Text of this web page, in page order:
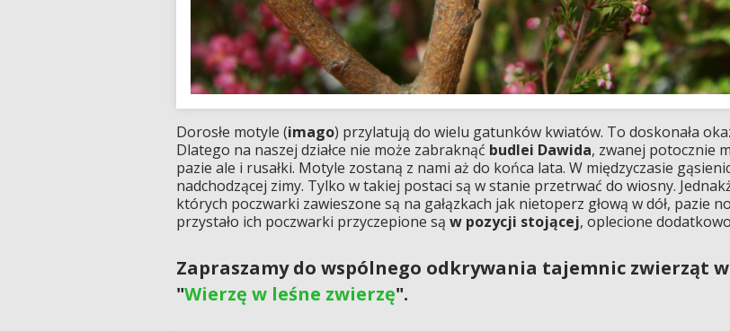
Dorosłe motyle (imago) przylatują do wielu gatunków kwiatów. To doskonała
Dlatego na naszej działce nie może zabraknąć budlei Dawida, zwanej potocznie
pazie ale i rusałki. Motyle zostaną z nami aż do końca lata. W międzyczasie
nadchodzącej zimy. Tylko w takiej postaci są w stanie przetrwać do wiosny.
których poczwarki zawieszone są na gałązkach jak nietoperz głową w dół, pazie
przystało ich poczwarki przyczepione są w pozycji stojącej, oplecione
Zapraszamy do wspólnego odkrywania tajemnic zwierząt
"Wierzę w leśne zwierzę".